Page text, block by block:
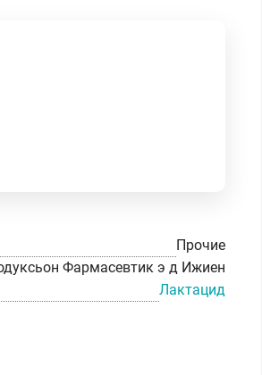
Прочие
Фармасевтик э д Ижиен
Лактацид